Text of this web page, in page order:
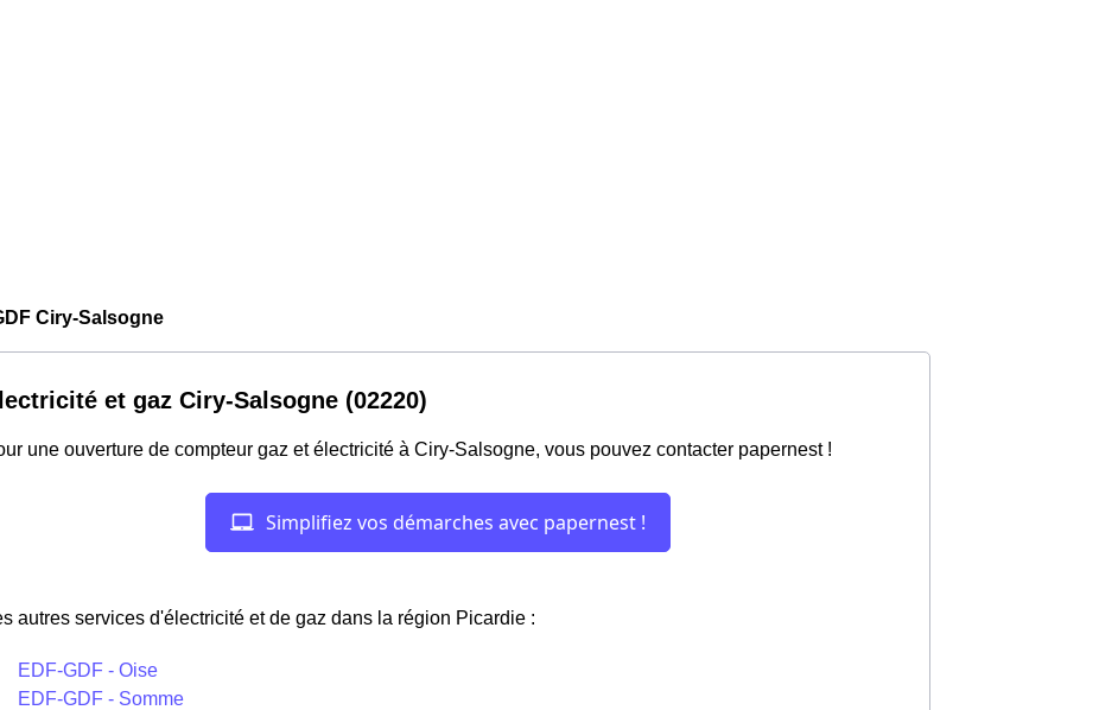
Ciry-Salsogne
et gaz Ciry-Salsogne (02220)
une ouverture de compteur gaz et électricité à Ciry-Salsogne, vous pouvez contacter papernest !
autres services d'électricité et de gaz dans la région Picardie :
EDF-GDF - Oise
EDF-GDF - Somme